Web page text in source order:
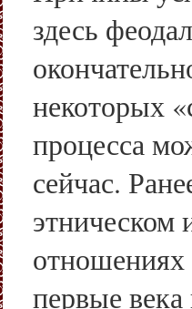
здесь
некоторых
процесса
сейчас.
этническом
первые